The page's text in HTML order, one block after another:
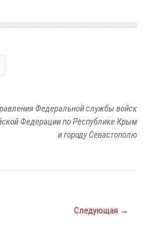
Федеральной службы войск
Федерации по Республике Крым
и городу Севастополю
Следующая →